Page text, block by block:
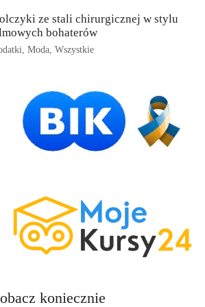
ze stali chirurgicznej w stylu
bohaterów
,Moda,Wszystkie
koniecznie